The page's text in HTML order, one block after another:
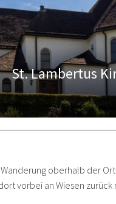
St. Lambertus
oberhalb der
vorbei an Wiesen zurück